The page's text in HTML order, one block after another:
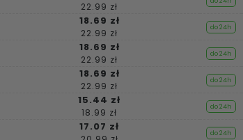
22.99 zł
18.69 zł
22.99 zł do 24h
18.69 zł
22.99 zł do 24h
18.69 zł
22.99 zł do 24h
15.44 zł
18.99 zł do 24h
17.07 zł do 24h